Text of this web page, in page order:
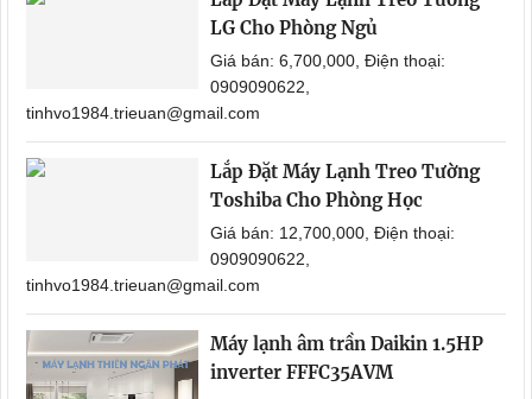
LG Cho Phòng Ngủ
Giá bán: 6,700,000, Điện thoại:
0909090622,
tinhvo1984.trieuan@gmail.com
Lắp Đặt Máy Lạnh Treo Tường
Toshiba Cho Phòng Học
Giá bán: 12,700,000, Điện thoại:
0909090622,
tinhvo1984.trieuan@gmail.com
Máy lạnh âm trần Daikin 1.5HP
inverter FFFC35AVM